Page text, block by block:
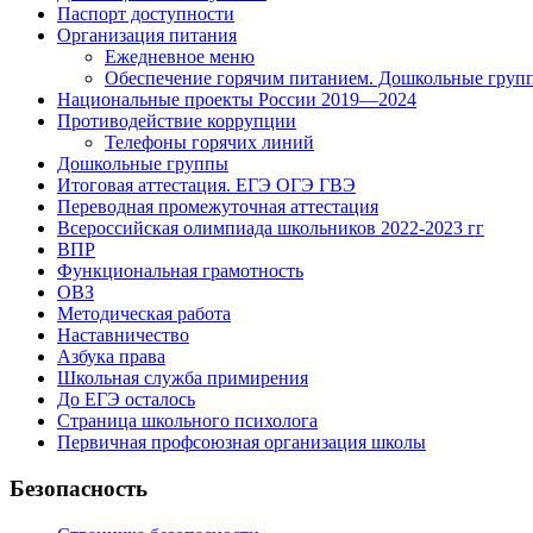
Паспорт доступности
Организация питания
Ежедневное меню
Обеспечение горячим питанием. Дошкольные
Национальные проекты России 2019—2024
Противодействие коррупции
Телефоны горячих линий
Дошкольные группы
Итоговая аттестация. ЕГЭ ОГЭ ГВЭ
Переводная промежуточная аттестация
Всероссийская олимпиада школьников 2022-2023 гг
ВПР
Функциональная грамотность
ОВЗ
Методическая работа
Наставничество
Азбука права
Школьная служба примирения
До ЕГЭ осталось
Страница школьного психолога
Первичная профсоюзная организация школы
Безопасность